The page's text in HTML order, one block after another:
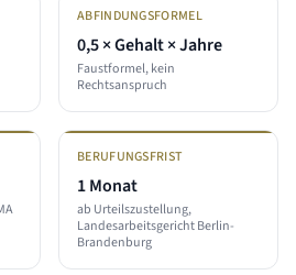
ABFINDUNGSFORMEL
0,5 × Gehalt × Jahre
Faustformel, kein
Rechtsanspruch
BERUFUNGSFRIST
1 Monat
ab Urteilszustellung,
Landesarbeitsgericht Berlin-
Brandenburg